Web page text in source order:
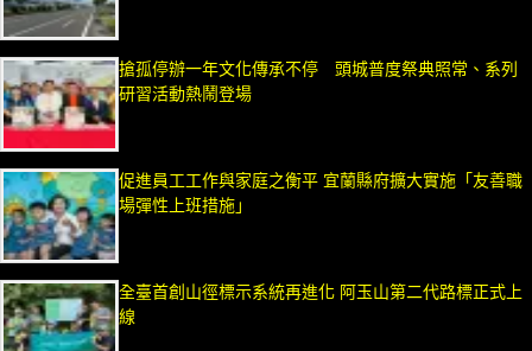
搶孤停辦一年文化傳承不停 頭城普度祭典照常、系列
研習活動熱鬧登場
促進員工工作與家庭之衡平 宜蘭縣府擴大實施「友善職
場彈性上班措施」
全臺首創山徑標示系統再進化 阿玉山第二代路標正式上
線